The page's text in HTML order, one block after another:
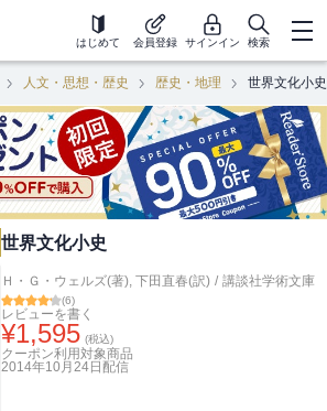
はじめて 会員登録 サインイン 検索
人文・思想・歴史 歴史・地理 世界文化小史
世界文化小史
Ｈ・Ｇ・ウェルズ(著), 下田直春(訳) / 講談社学術文庫
(6)
レビューを書く
¥1,595 (税込)
クーポン利用対象商品
2014年10月24日 配信